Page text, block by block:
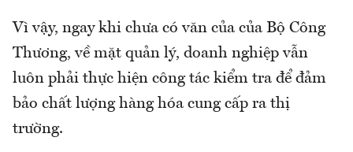
Vì vậy, ngay khi chưa có văn của của Bộ Công
Thương, về mặt quản lý, doanh nghiệp vẫn
luôn phải thực hiện công tác kiểm tra để đảm
bảo chất lượng hàng hóa cung cấp ra thị
trường.